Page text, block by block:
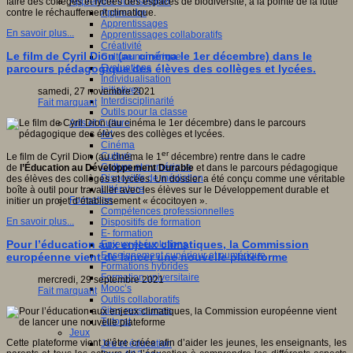
Apprendre
Apprentissages
Apprentissages collaboratifs
Créativité
Culture numérique
Evaluations
Individualisation
Initiatives
Interdisciplinarité
Outils pour la classe
Arts et Culture
Art
Cinéma
Culture
Culture et numérique
Dispositifs de médiation
Littérature
Formation
Compétences professionnelles
Dispositifs de formation
E- formation
Enjeux et évolutions
Enseignement supérieur et numérique
Formations hybrides
Formation universitaire
Mooc’s
Outils collaboratifs
Sites ressources
Tutorat
Jeux
Jeu et éducation
contre le réchauffement climatique.
En savoir plus...
Le film de Cyril Dion (au cinéma le 1er décembre) dans le
parcours pédagogique des élèves des collèges et lycées.
samedi, 27 novembre 2021
Fait marquant
Le film de Cyril Dion (au cinéma le 1er décembre) rentre dans le cadre
de l’Éducation au Développement Durable et dans le parcours pédagogique
des élèves des collèges et lycées. Un dossier a été conçu comme une véritable
boîte à outil pour travailler avec les élèves sur le Développement durable et
initier un projet d’établissement « écocitoyen ».
En savoir plus...
Pour l’éducation aux enjeux climatiques, la Commission
européenne vient de lancer une nouvelle plateforme
mercredi, 29 septembre 2021
Fait marquant
Cette plateforme vient d’être créée afin d’aider les jeunes, les enseignants, les